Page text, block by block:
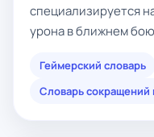
специализируется
урона в ближнем
Геймерский словарь
Словарь сокращений